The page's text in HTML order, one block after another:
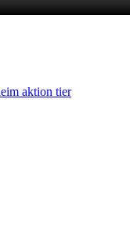
aktion tier